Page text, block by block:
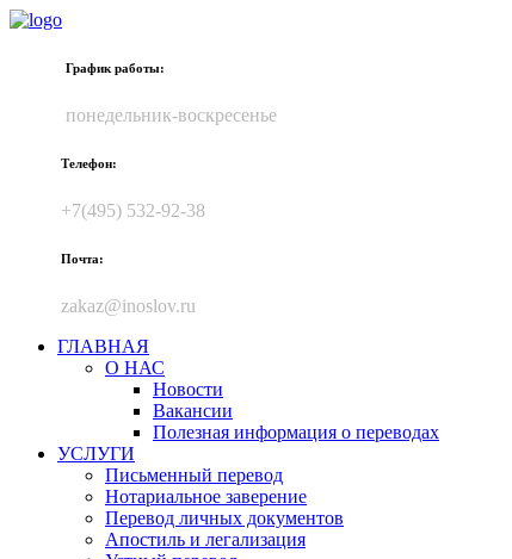
График работы:
понедельник-воскресенье
Телефон:
+7(495) 532-92-38
Почта:
zakaz@inoslov.ru
ГЛАВНАЯ
О НАС
Новости
Вакансии
Полезная информация о переводах
УСЛУГИ
Письменный перевод
Нотариальное заверение
Перевод личных документов
Апостиль и легализация